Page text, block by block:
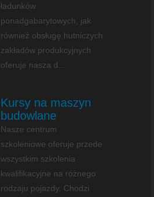
ładunków
ponadgabarytowych, jak
również obsługę hutniczych
zakładów produkcyjnych
oferuje nasza d...
Kursy na maszyn
budowlane
Nasze centrum
szkoleniowe oferuje przede
wszystkim szkolenia
kwalifikacyjne na różnego
rodzaju pojazdy. Chodzi